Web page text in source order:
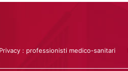
: professionisti medico-sanitari